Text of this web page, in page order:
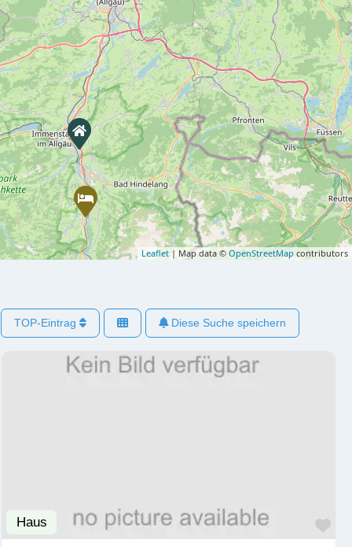
Leaflet | Map data © OpenStreetMap contributors
TOP-Eintrag Diese Suche speichern
Haus